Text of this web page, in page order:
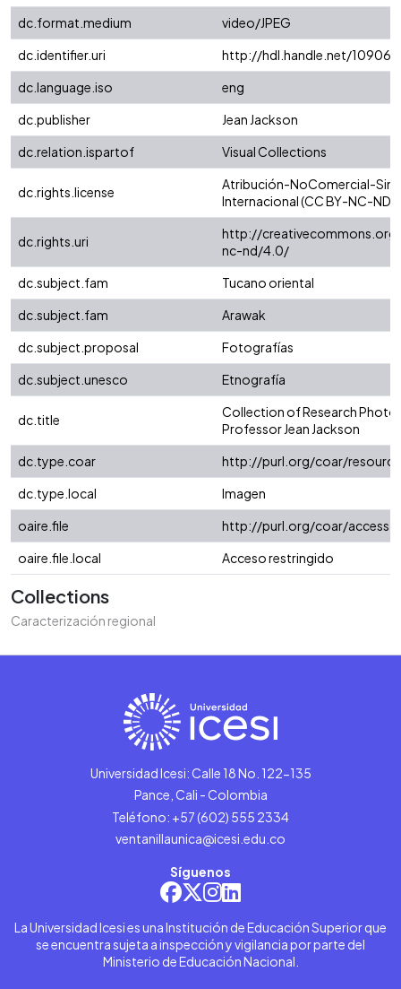
dc.format.medium
video/JPEG
dc.identifier.uri
http://hdl.handle.net/10906/
dc.language.iso
eng
dc.publisher
Jean Jackson
dc.relation.ispartof
Visual Collections
dc.rights.license
Atribución-NoComercial-
Internacional (CC BY-NC-ND
dc.rights.uri
http://
nc-nd/4.0/
dc.subject.fam
Tucano oriental
dc.subject.fam
Arawak
dc.subject.proposal
Fotografías
dc.subject.unesco
Etnografía
dc.title
Collection of Research
Professor Jean Jackson
dc.type.coar
http://purl.org/coar/
dc.type.local
Imagen
oaire.file
http://purl.org/coar/
oaire.file.local
Acceso restringido
Collections
Caracterización regional
Universidad Icesi: Calle 18 No. 122-135
Pance, Cali - Colombia
Teléfono: +57 (602) 555 2334
ventanillaunica@icesi.edu.co
Síguenos
La Universidad Icesi es una Institución de Educación Superior que
se encuentra sujeta a inspección y vigilancia por parte del
Ministerio de Educación Nacional.